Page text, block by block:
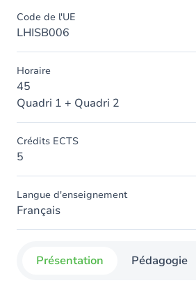
Code de l'UE
LHISB006
Horaire
45
Quadri 1 + Quadri 2
Crédits ECTS
5
Langue d'enseignement
Français
Présentation Pédagogie